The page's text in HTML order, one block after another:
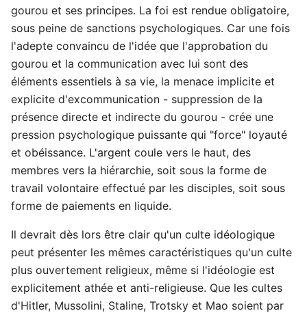
gourou et ses principes. La foi est rendue obligatoire,
sous peine de sanctions psychologiques. Car une fois
l'adepte convaincu de l'idée que l'approbation du
gourou et la communication avec lui sont des
éléments essentiels à sa vie, la menace implicite et
explicite d'excommunication - suppression de la
présence directe et indirecte du gourou - crée une
pression psychologique puissante qui "force" loyauté
et obéissance. L'argent coule vers le haut, des
membres vers la hiérarchie, soit sous la forme de
travail volontaire effectué par les disciples, soit sous
forme de paiements en liquide.
Il devrait dès lors être clair qu'un culte idéologique
peut présenter les mêmes caractéristiques qu'un culte
plus ouvertement religieux, même si l'idéologie est
explicitement athée et anti-religieuse. Que les cultes
d'Hitler, Mussolini, Staline, Trotsky et Mao soient par